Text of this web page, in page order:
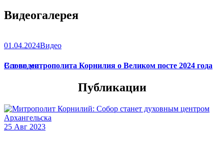
(икона),Игрицкая,Шуйская
Сергиевская
(в Троице-Сергиевой Лавре).
Видеогалерея
01.04.2024Видео
Слово митрополита Корнилия о Великом посте 2024 года
Все видео
Публикации
25 Авг 2023